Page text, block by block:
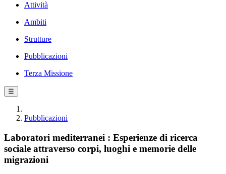
Attività
Ambiti
Strutture
Pubblicazioni
Terza Missione
☰
Pubblicazioni
Laboratori mediterranei : Esperienze di ricerca
sociale attraverso corpi, luoghi e memorie delle
migrazioni